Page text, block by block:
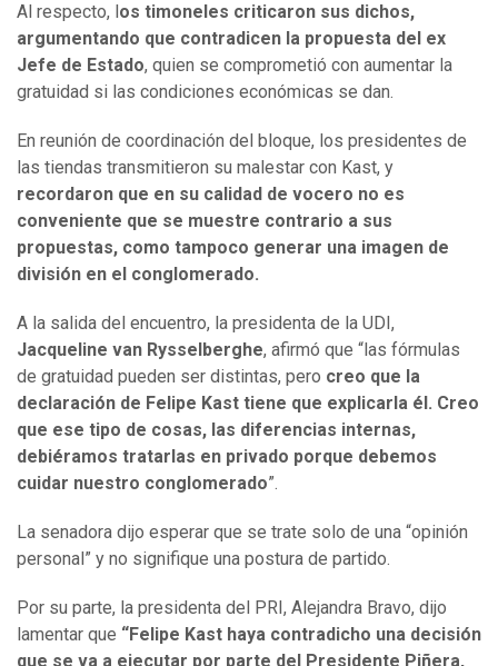
Al respecto, l os timoneles criticaron sus dichos,
argumentando que contradicen la propuesta del ex
Jefe de Estado, quien se comprometió con aumentar la
gratuidad si las condiciones económicas se dan.
En reunión de coordinación del bloque, los presidentes de
las tiendas transmitieron su malestar con Kast, y
recordaron que en su calidad de vocero no es
conveniente que se muestre contrario a sus
propuestas, como tampoco generar una imagen de
división en el conglomerado.
A la salida del encuentro, la presidenta de la UDI,
Jacqueline van Rysselberghe, afirmó que “las fórmulas
de gratuidad pueden ser distintas, pero creo que la
declaración de Felipe Kast tiene que explicarla él. Creo
que ese tipo de cosas, las diferencias internas,
debiéramos tratarlas en privado porque debemos
cuidar nuestro conglomerado”.
La senadora dijo esperar que se trate solo de una “opinión
personal” y no signifique una postura de partido.
Por su parte, la presidenta del PRI, Alejandra Bravo, dijo
lamentar que “Felipe Kast haya contradicho una decisión
que se va a ejecutar por parte del Presidente Piñera,